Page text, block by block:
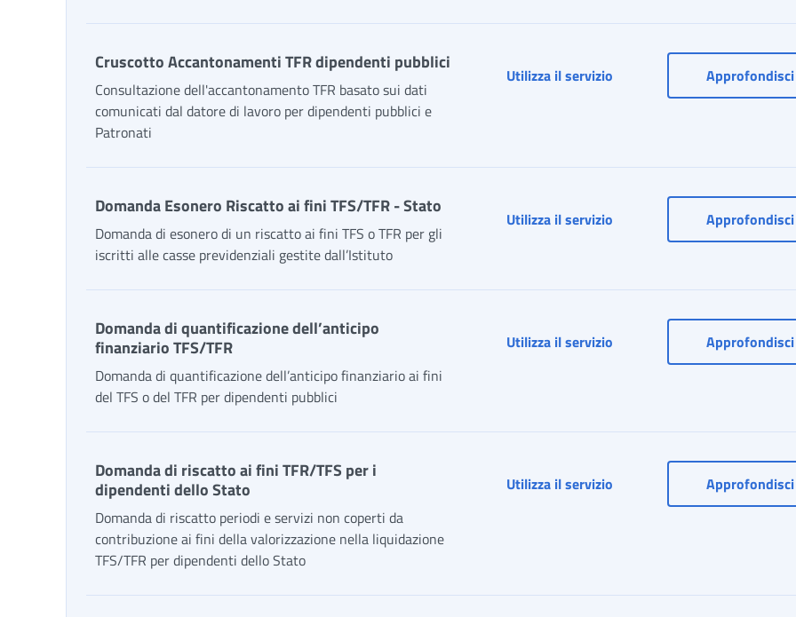
Cruscotto Accantonamenti TFR dipendenti pubblici
Consultazione dell'accantonamento TFR basato sui dati
comunicati dal datore di lavoro per dipendenti pubblici e
Patronati
Utilizza il servizioCruscotto Accantonamenti
Approfondisci
Domanda Esonero Riscatto ai fini TFS/TFR - Stato
Domanda di esonero di un riscatto ai fini TFS o TFR per gli
iscritti alle casse previdenziali gestite dall’Istituto
Utilizza il servizioDomanda Esonero Riscatto
Approfondisci
Domanda di quantificazione dell’anticipo
finanziario TFS/TFR
Domanda di quantificazione dell’anticipo finanziario ai fini
del TFS o del TFR per dipendenti pubblici
Utilizza il servizio Approfondisci
Domanda di riscatto ai fini TFR/TFS per i
dipendenti dello Stato
Domanda di riscatto periodi e servizi non coperti da
contribuzione ai fini della valorizzazione nella liquidazione
TFS/TFR per dipendenti dello Stato
Utilizza il servizioDomanda di riscatto ai fini
Approfondisci